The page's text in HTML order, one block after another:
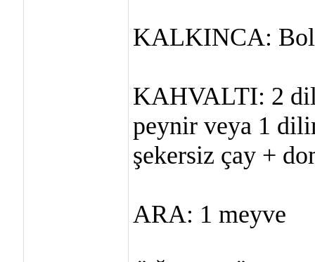
KALKINCA: Bol
KAHVALTI: 2
peynir veya 1
şekersiz çay +
ARA: 1 meyve